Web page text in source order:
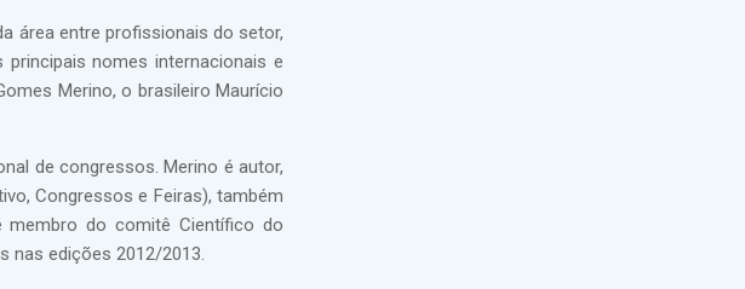
área entre profissionais do setor,
nomes internacionais e
Merino, o brasileiro Maurício
de congressos. Merino é autor,
Congressos e Feiras), também
membro do comitê Científico do
nas edições 2012/2013.